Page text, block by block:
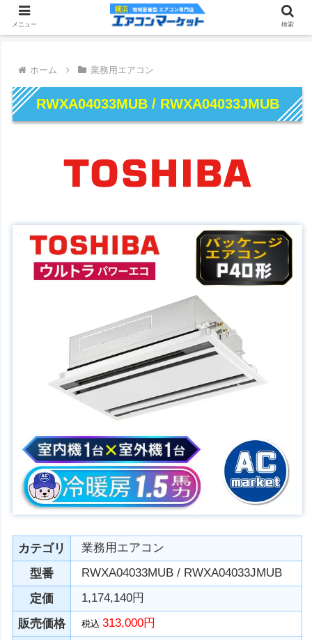
ホーム 業務用エアコン
RWXA04033MUB / RWXA04033JMUB
カテゴリ
業務用エアコン
型番
RWXA04033MUB / RWXA04033JMUB
定価
1,174,140円
販売価格
税込313,000円
メニュー 検索